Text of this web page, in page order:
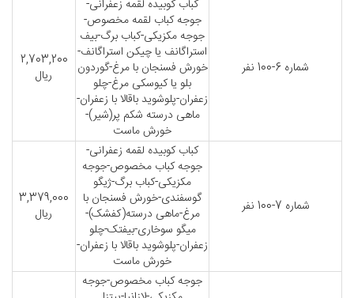
شماره 6-100 نفر
کباب کوبیده لقمه زعفرانی-
جوجه کباب لقمه مخصوص-
جوجه مکزیکی-کباب برگ-بیف
استراگانف یا چیکن استراگانف-
خورش فسنجان با مرغ-گوردون
بلو یا کیوسکی مرغ-چلو
زعفران-پلوشوید باقالا با زعفران-
ماهی درسته شکم پر(شیر)-
خورش ماست
2,703,200
ریال
شماره 7-100 نفر
کباب کوبیده لقمه زعفرانی-
جوجه کباب مخصوص-جوجه
مکزیکی-کباب برگ-ژیگو
گوسفندی-خورش فسنجان با
مرغ-ماهی درسته(کفشک)-
میگو سوخاری-بیفتک-چلو
زعفران-پلوشوید باقالا با زعفران-
خورش ماست
3,379,000
ریال
جوجه کباب مخصوص-جوجه